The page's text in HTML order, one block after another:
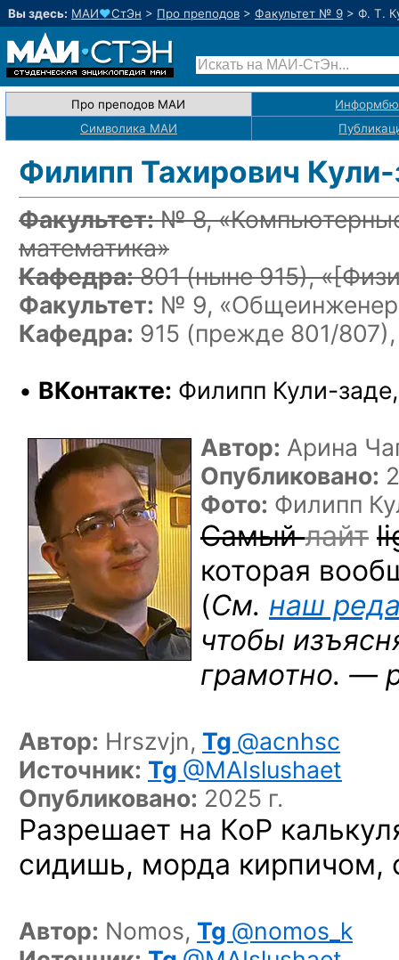
Вы здесь: МАИ♥СтЭн > Про преподов > Факультет № 9 > Ф. Т.
Про преподов МАИ
Символика МАИ
Филипп Тахирович
Факультет:№ 8,
математика»
Кафедра:801(ныне 915), «
Факультет: № 9,
Кафедра: 915 (прежде 801/
• ВКонтакте: Филипп Кули-
Автор: Арина
Опубликовано:
Фото: Филипп
Самыйлайт
которая
(См. наш
чтобы
грамотно. —
Автор: Hrszvjn, Tg @acnhsc
Источник: Tg @MAIslushaet
Опубликовано: 2025 г.
Разрешает на КоР
сидишь, морда кирпичом,
Автор: Nomos, Tg @nomos_k